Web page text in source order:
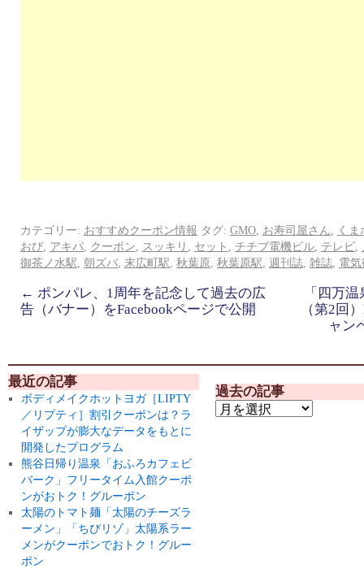
カテゴリー: おすすめクーポン情報 タグ: GMO お寿司屋さん
くま
おび アキバ クーポン スッキリ セット チチブ電機ビル テレビ
御茶ノ水駅 朝ズバ 末広町駅 秋葉原 秋葉原駅 週刊誌 雑誌 電
← ポンパレ、1周年を記念して過去の広
告（バナー）をFacebookページで公開
「四万
（第2回
ャン
最近の記事
ボディメイクホットヨガ［LIPTY
／リプティ］割引クーポンは？ラ
イザップが膨大なデータをもとに
開発したプログラム
熊谷日帰り温泉「おふろカフェビ
バーク」フリータイム入館クーポ
ンがおトク！グルーポン
太陽のトマト麺「太陽のチーズラ
ーメン」「ちびリゾ」太陽系ラー
メンがクーポンでおトク！グルー
ポン
過去の記事